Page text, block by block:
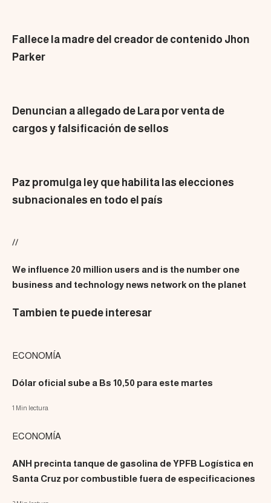
Fallece la madre del creador de contenido Jhon
Parker
Denuncian a allegado de Lara por venta de
cargos y falsificación de sellos
Paz promulga ley que habilita las elecciones
subnacionales en todo el país
//
We influence 20 million users and is the number one
business and technology news network on the planet
Tambien te puede interesar
ECONOMÍA
Dólar oficial sube a Bs 10,50 para este martes
1 Min lectura
ECONOMÍA
ANH precinta tanque de gasolina de YPFB Logística en
Santa Cruz por combustible fuera de especificaciones